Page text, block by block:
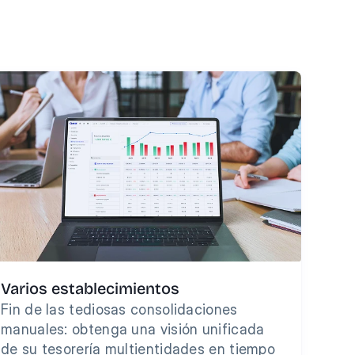
Varios establecimientos
Fin de las tediosas consolidaciones
manuales: obtenga una visión unificada
de su tesorería multientidades en tiempo